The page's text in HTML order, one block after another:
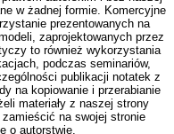
w żadnej formie. Komercyjne
prezentowanych na
zaprojektowanych przez
to również wykorzystania
podczas seminariów,
publikacji notatek z
na kopiowanie i przerabianie
materiały z naszej strony
na swojej stronie
o autorstwie.